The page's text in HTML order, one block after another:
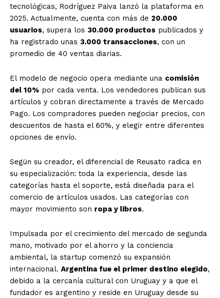
tecnológicas, Rodríguez Paiva lanzó la plataforma en
2025. Actualmente, cuenta con más de 20.000
usuarios, supera los 30.000 productos publicados y
ha registrado unas 3.000 transacciones, con un
promedio de 40 ventas diarias.
El modelo de negocio opera mediante una comisión
del 10% por cada venta. Los vendedores publican sus
artículos y cobran directamente a través de Mercado
Pago. Los compradores pueden negociar precios, con
descuentos de hasta el 60%, y elegir entre diferentes
opciones de envío.
Según su creador, el diferencial de Reusato radica en
su especialización: toda la experiencia, desde las
categorías hasta el soporte, está diseñada para el
comercio de artículos usados. Las categorías con
mayor movimiento son ropa y libros.
Impulsada por el crecimiento del mercado de segunda
mano, motivado por el ahorro y la conciencia
ambiental, la startup comenzó su expansión
internacional. Argentina fue el primer destino elegido,
debido a la cercanía cultural con Uruguay y a que el
fundador es argentino y reside en Uruguay desde su